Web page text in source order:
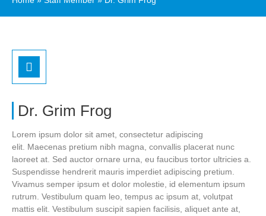
Dr. Grim Frog
Lorem ipsum dolor sit amet, consectetur adipiscing
elit. Maecenas pretium nibh magna, convallis placerat nunc
laoreet at. Sed auctor ornare urna, eu faucibus tortor ultricies a.
Suspendisse hendrerit mauris imperdiet adipiscing pretium.
Vivamus semper ipsum et dolor molestie, id elementum ipsum
rutrum. Vestibulum quam leo, tempus ac ipsum at, volutpat
mattis elit. Vestibulum suscipit sapien facilisis, aliquet ante at,